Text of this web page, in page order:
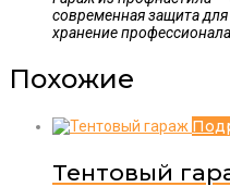
современная защита
хранение
Похожие
Тентовый